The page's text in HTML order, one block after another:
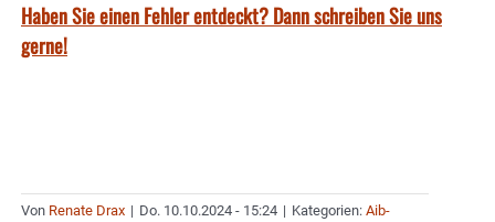
Haben Sie einen Fehler entdeckt? Dann schreiben Sie uns
gerne!
Von Renate Drax | Do. 10.10.2024 - 15:24 | Kategorien: Aib-